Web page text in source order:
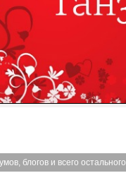
блогов и всего остального